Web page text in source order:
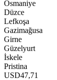
Osmaniye
Düzce
Lefkoşa
Gazimağusa
Girne
Güzelyurt
İskele
Pristina
USD47,71